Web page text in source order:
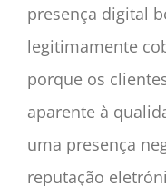
presença digital
legitimamente
porque os
aparente à
uma presença
reputação